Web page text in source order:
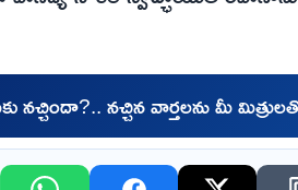
నచ్చిందా?.. నచ్చిన వార్తలను మీ